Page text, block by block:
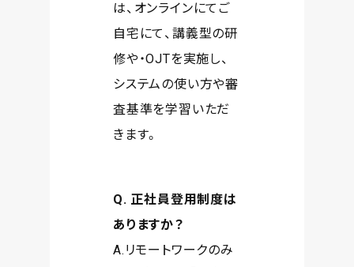
は、オンラインにてご
自宅にて、講義型の研
修や・OJTを実施し、
システムの使い方や審
査基準を学習いただ
きます。
Q. 正社員登用制度は
ありますか？
A.リモートワークのみ